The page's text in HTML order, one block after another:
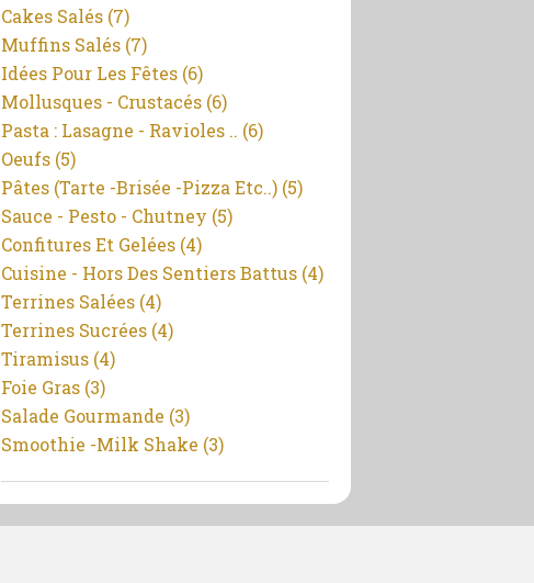
Cakes Salés (7)
Muffins Salés (7)
Idées Pour Les Fêtes (6)
Mollusques - Crustacés (6)
Pasta : Lasagne - Ravioles .. (6)
Oeufs (5)
Pâtes (tarte -brisée -pizza Etc..) (5)
Sauce - Pesto - Chutney (5)
Confitures Et Gelées (4)
Cuisine - Hors Des Sentiers Battus (4)
Terrines Salées (4)
Terrines Sucrées (4)
Tiramisus (4)
Foie Gras (3)
Salade Gourmande (3)
Smoothie -milk Shake (3)